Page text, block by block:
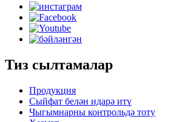
Тиз сылтамалар
Продукция
Сыйфат белән идарә итү
Чыгымнарны контрольдә тоту